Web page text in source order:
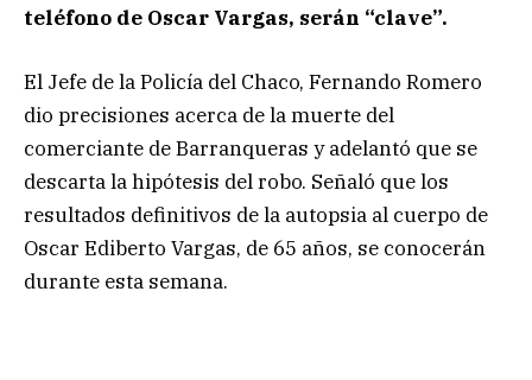
teléfono de Oscar Vargas, serán “clave”.
El Jefe de la Policía del Chaco, Fernando Romero
dio precisiones acerca de la muerte del
comerciante de Barranqueras y adelantó que se
descarta la hipótesis del robo. Señaló que los
resultados definitivos de la autopsia al cuerpo de
Oscar Ediberto Vargas, de 65 años, se conocerán
durante esta semana.